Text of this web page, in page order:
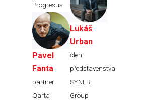
Progresus
Pavel
Fanta
partner
Qarta
Lukáš
Urban
člen
představenstva
SYNER
Group